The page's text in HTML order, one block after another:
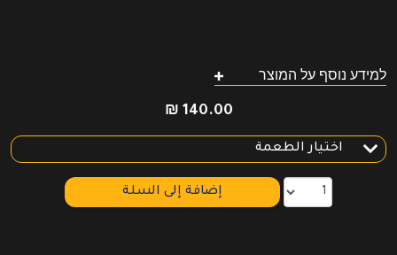
למידע נוסף על המוצר
₪ 140.00
إضافة إلى السلة